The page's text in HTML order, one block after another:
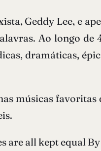
Geddy Lee, e
Ao longo de
dramáticas,
músicas
are all kept equal